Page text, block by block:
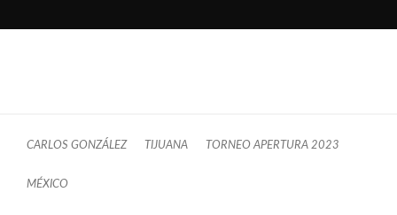
CARLOS GONZÁLEZ TIJUANA TORNEO APERTURA 2023
MÉXICO